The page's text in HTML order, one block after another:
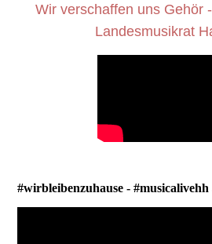
Wir verschaffen uns Gehör
Landesmusikrat
#wirbleibenzuhause -